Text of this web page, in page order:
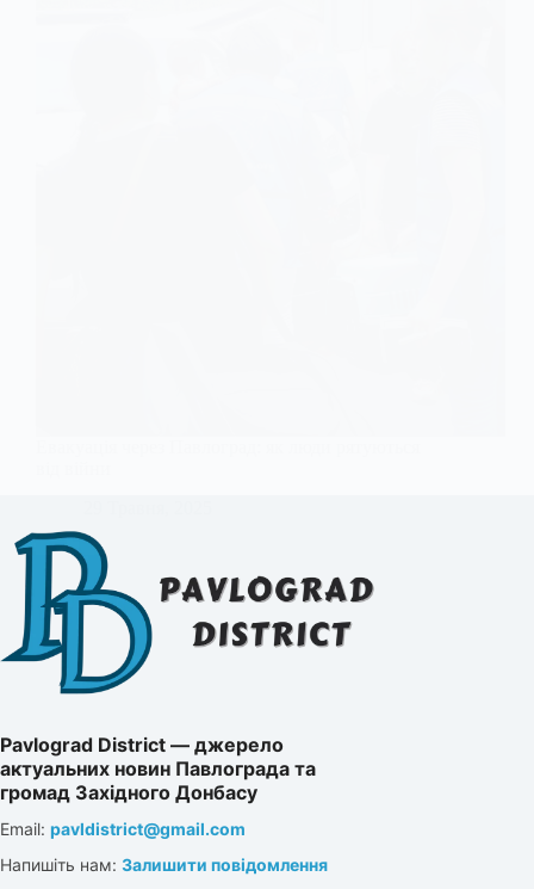
Pavlograd District — джерело
актуальних новин Павлограда та
громад Західного Донбасу
Email: pavldistrict@gmail.com
Напишіть нам: Залишити повідомлення